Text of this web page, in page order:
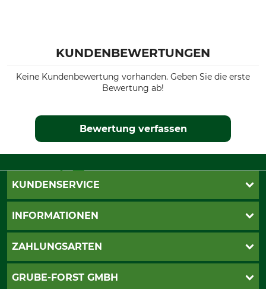
KUNDENBEWERTUNGEN
Keine Kundenbewertung vorhanden. Geben Sie die erste
Bewertung ab!
Bewertung verfassen
KUNDENSERVICE
Katalogbestellung
INFORMATIONEN
AGB
ZAHLUNGSARTEN
PayPal
GRUBE-FORST GMBH